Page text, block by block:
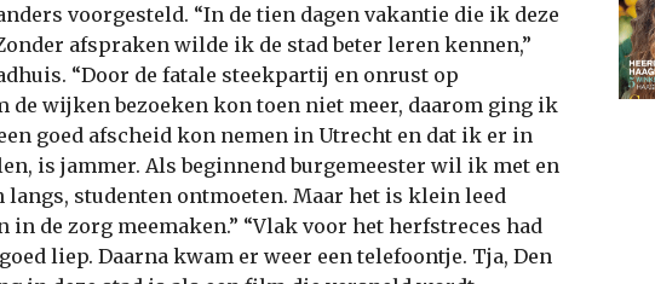
voorgesteld. “In de tien dagen vakantie die ik deze
afspraken wilde ik de stad beter leren kennen,”
“Door de fatale steekpartij en onrust op
wijken bezoeken kon toen niet meer, daarom ging ik
goed afscheid kon nemen in Utrecht en dat ik er in
is jammer. Als beginnend burgemeester wil ik met en
studenten ontmoeten. Maar het is klein leed
de zorg meemaken.” “Vlak voor het herfstreces had
liep. Daarna kwam er weer een telefoontje. Tja, Den